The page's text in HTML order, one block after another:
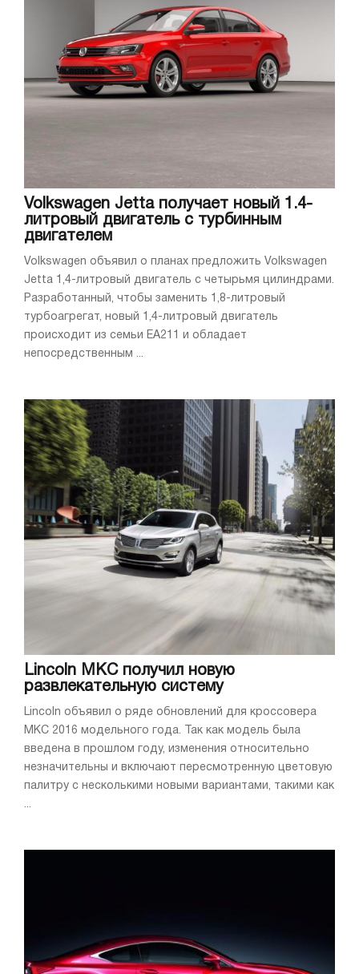
Volkswagen Jetta получает новый 1.4-
литровый двигатель с турбинным
двигателем
Volkswagen объявил о планах предложить Volkswagen
Jetta 1,4-литровый двигатель с четырьмя цилиндрами.
Разработанный, чтобы заменить 1,8-литровый
турбоагрегат, новый 1,4-литровый двигатель
происходит из семьи EA211 и обладает
непосредственным ...
Lincoln MKC получил новую
развлекательную систему
Lincoln объявил о ряде обновлений для кроссовера
MKC 2016 модельного года. Так как модель была
введена в прошлом году, изменения относительно
незначительны и включают пересмотренную цветовую
палитру с несколькими новыми вариантами, такими как
...